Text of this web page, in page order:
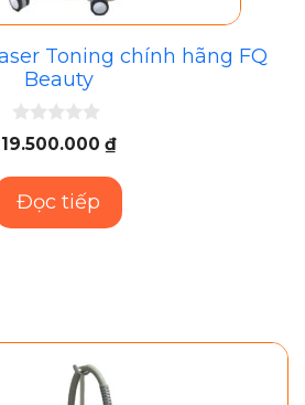
Toning chính hãng FQ
Beauty
0
n
à
19.500.000 ₫
Đọc tiếp